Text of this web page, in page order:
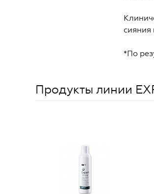
сияния
*По
Продукты линии